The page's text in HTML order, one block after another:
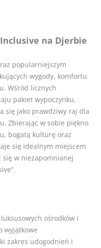
na Djerbie
popularniejszym
wygody, komfortu
Wśród licznych
pakiet wypoczynku,
się jako prawdziwy raj dla
Zbierając w sobie piękno
bogatą kulturę oraz
się idealnym miejscem
się w niezapomnianej
ośrodków i
wyjątkowe
zakres udogodnień i